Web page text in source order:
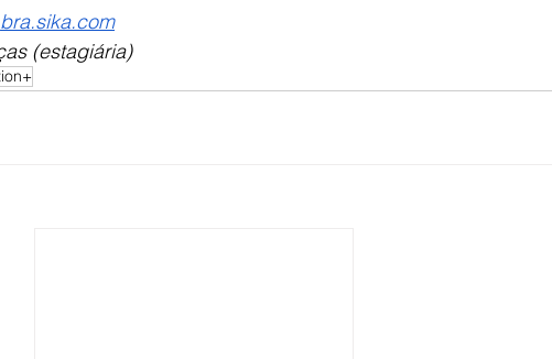
bra.sika.com
(estagiária)